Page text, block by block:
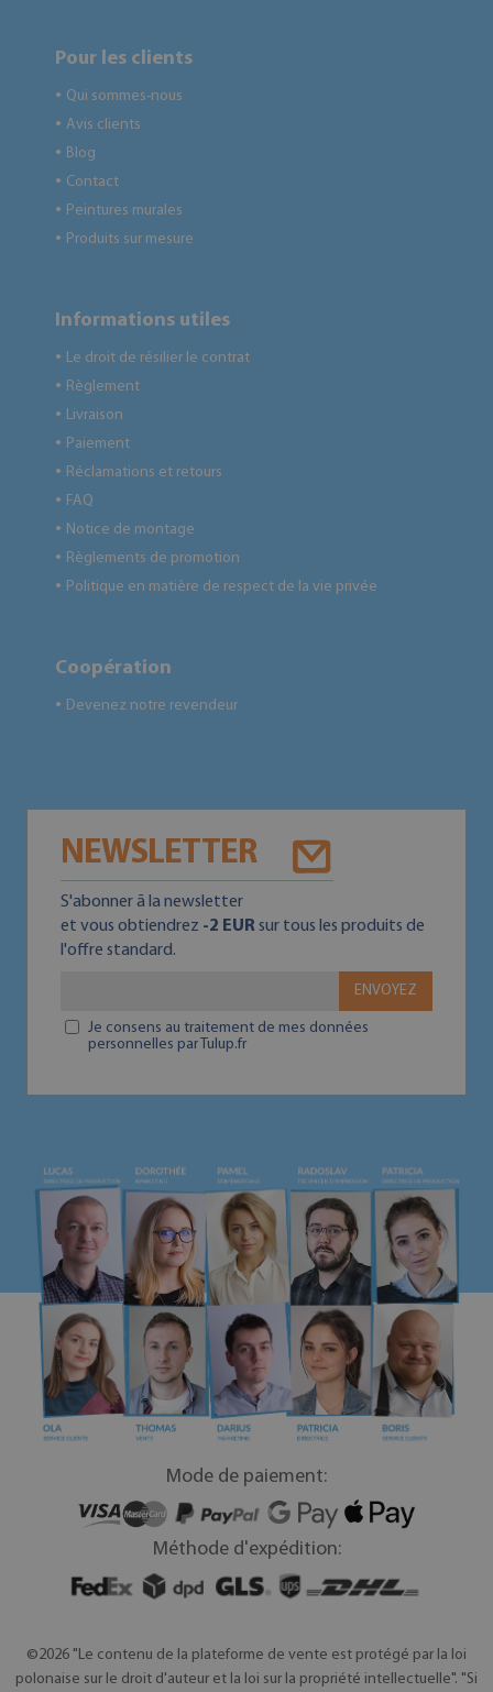
Pour les clients
● Qui sommes-nous
● Avis clients
● Blog
● Contact
● Peintures murales
● Produits sur mesure
Informations utiles
● Le droit de résilier le contrat
● Règlement
● Livraison
● Paiement
● Réclamations et retours
● FAQ
● Notice de montage
● Règlements de promotion
● Politique en matière de respect de la vie privée
Coopération
● Devenez notre revendeur
NEWSLETTER
S'abonner ā la newsletter
et vous obtiendrez -2 EUR sur tous les produits de
l'offre standard.
ENVOYEZ
Je consens au traitement de mes données
personnelles par Tulup.fr
Mode de paiement:
Méthode d'expédition:
©2026 "Le contenu de la plateforme de vente est protégé par la loi
polonaise sur le droit d'auteur et la loi sur la propriété intellectuelle". "Si